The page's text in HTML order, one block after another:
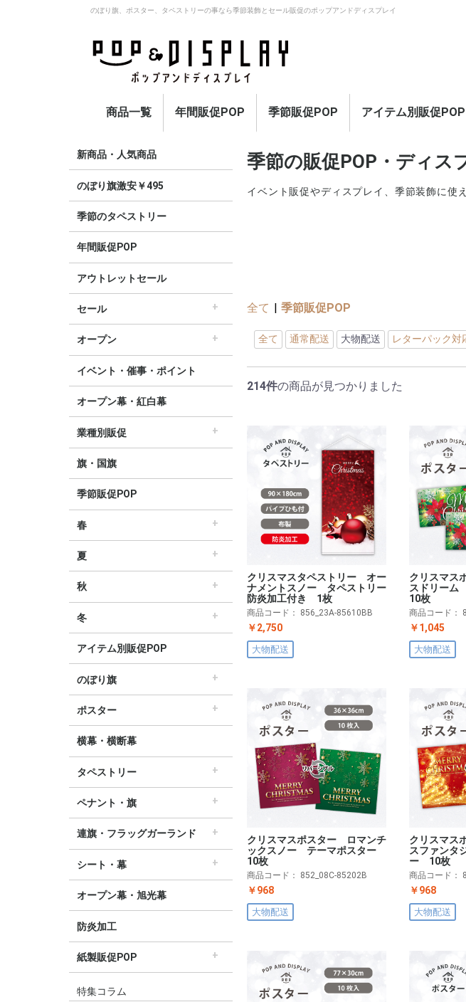
のぼり旗、ポスター、タペストリーの事なら季節装飾とセール販促のポップアンドディスプレイ
商品一覧 年間販促POP
ーズン販促
販促
季節販促POP
ワイトデー
アイテム別販促POP
グガーランド
ド
新商品・人気商品
のぼり旗激安￥495
季節のタペストリー
年間販促POP
アウトレットセール
セール
すべてのセール販促POP
セール・割引
∟セールのぼり旗
∟セールポスター
∟セールタペストリー
∟シンプルセール
∟プリズムセール
割引・値下げ・ＯＦＦ
創業祭・感謝祭・決算
閉店・売り尽くし
オープン
すべてのオープン販促POP
オープン・営業中
オープニングセール
リニューアルオープン
イベント・催事・ポイント
オープン幕・紅白幕
業種別販促
すべての業界別販促POP
レギュラー・オールシーズン販促
ホテル・宿泊販促
リサイクル・中古販売販促
ドラッグ薬局・薬局販促
理美容販促
飲食店販促
物販・小売店販促
不動産・車販促
旗・国旗
季節販促POP
春
すべての春の販促POP
春・スプリング
バレンタインデー・ホワイトデー
母の日・父の日
スプリングセール
夏
すべての夏の販促POP
夏・サマー
七夕
サマーセール
秋
すべての秋の販促POP
秋・オータム
ハロウィン
オータムセール
冬
すべての冬の販促POP
冬・ウィンター
クリスマス
歳末・お正月
ウィンターセール
アイテム別販促POP
のぼり旗
すべてののぼり旗
セールのぼり旗
レギュラーのぼり旗
ホテルのぼり旗
リサイクルのぼり旗
ドラッグ薬局のぼり旗
美容のぼり旗
物販のぼり旗
飲食のぼり旗
不動産・車のぼり旗
春のぼり旗
夏のぼり旗
秋のぼり旗
冬のぼり旗
ハロウィンのぼり旗
ポスター
すべてのポスター
パラポスター（横長）
テーマポスター（正方形）
変形ポスター
セールポスター
▽季節から選ぶ
∟春ポスター
∟夏ポスター
∟秋・ハロウィンポスター
∟冬・お正月・初売りポスター
∟クリスマスポスター
∟バレンタインポスター
横幕・横断幕
タペストリー
すべてのタペストリー
防炎加工タペストリー（90×180cm）
∟春タペストリー
∟夏タペストリー
∟秋・ハロウィンタペストリー
∟冬・クリスマスタペストリー
∟お正月タペストリー
∟バレンタインデータペストリー
60cm幅タペストリー
45cm幅タペストリー
ワイドタペストリー
ペナント・旗
すべてのペナント・旗
ペナント
ビッグペナント
連旗・フラッグガーランド
すべての連旗・フラッグ
連続ペナント
フラッグガーランド
ウェーブペナント他
シート・幕
すべてのシート・幕
シート・ワゴン幕
テーブルクロス
デコレーションリボン
オープン幕・旭光幕
防炎加工
紙製販促POP
すべての紙製販促POP
セールPOP
特集コラム
季節の販促POP・ディス
イベント販促やディスプレイ、季節装飾に使
全て | 季節販促POP
全て 通常配送 大物配送 レターパック対
214件の商品が見つかりました
クリスマスタペストリー オー
ナメントスノー タペストリー
防炎加工付き 1枚
商品コード： 856_23A-85610BB
￥2,750
大物配送
クリスマス
スドリー
10枚
商品コード：
￥1,045
大物配送
クリスマスポスター ロマンチ
ックスノー テーマポスター
10枚
商品コード： 852_08C-85202B
￥968
大物配送
クリスマス
スファンタ
ー 10枚
商品コード：
￥968
大物配送